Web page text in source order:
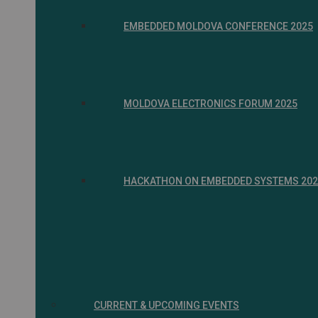
EMBEDDED MOLDOVA CONFERENCE 2025
MOLDOVA ELECTRONICS FORUM 2025
HACKATHON ON EMBEDDED SYSTEMS
CURRENT & UPCOMING EVENTS